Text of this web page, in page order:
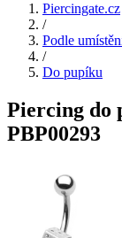
Piercingate.cz
/
Podle
/
Do pupíku
Piercing do
PBP00293